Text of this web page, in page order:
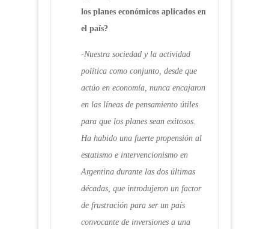
los planes económicos aplicados en
el país?
-Nuestra sociedad y la actividad
política como conjunto, desde que
actúo en economía, nunca encajaron
en las líneas de pensamiento útiles
para que los planes sean exitosos.
Ha habido una fuerte propensión al
estatismo e intervencionismo en
Argentina durante las dos últimas
décadas, que introdujeron un factor
de frustración para ser un país
convocante de inversiones a una